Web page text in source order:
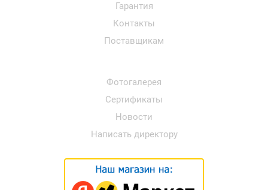
Гарантия
Контакты
Поставщикам
Фотогалерея
Сертификаты
Новости
Написать директору